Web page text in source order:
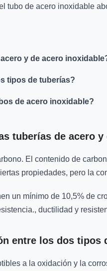
tubo de acero inoxidable
y de acero
tipos de tuberías?
de acero inoxidable?
tuberías de acero
El contenido de
propiedades, pero la
un mínimo de 10,5% de
ductilidad y
entre los dos tipos
a la oxidación y la